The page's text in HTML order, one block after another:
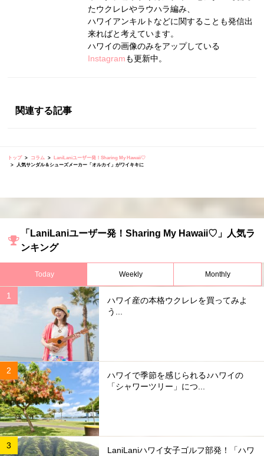
たウクレレやラウハラ編み、
ハワイアンキルトなどに関することも発信出
来ればと考えています。
ハワイの画像のみをアップしている
Instagramも更新中。
関連する記事
トップ コラム
LaniLaniユーザー発！Sharing My Hawaii♡
人気サンダル＆シューズメーカー「オルカイ」がワイキキに
「LaniLaniユーザー発！Sharing My Hawaii♡」人気ラ
ンキング
Today Weekly Monthly
ハワイ産の本格ウクレレを買ってみよ
う...
ハワイで季節を感じられる♪ハワイの
「シャワーツリー」につ...
LaniLaniハワイ女子ゴルフ部発！「ハワ